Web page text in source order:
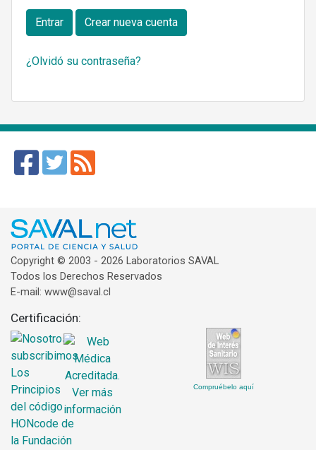
Entrar Crear nueva cuenta
¿Olvidó su contraseña?
Copyright © 2003 - 2026 Laboratorios SAVAL
Todos los Derechos Reservados
E-mail: www@saval.cl
Certificación:
Compruébelo aquí